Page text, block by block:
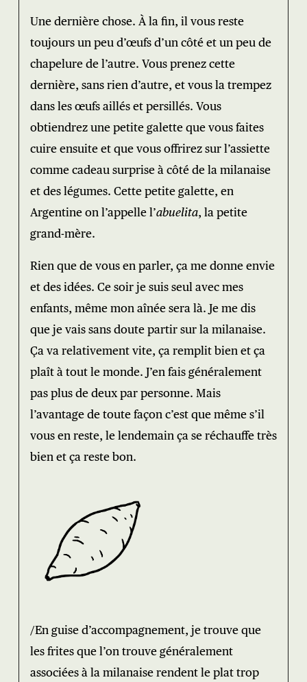
Une dernière chose. À la fin, il vous reste
toujours un peu d’œufs d’un côté et un peu de
chapelure de l’autre. Vous prenez cette
dernière, sans rien d’autre, et vous la trempez
dans les œufs aillés et persillés. Vous
obtiendrez une petite galette que vous faites
cuire ensuite et que vous offrirez sur l’assiette
comme cadeau surprise à côté de la milanaise
et des légumes. Cette petite galette, en
Argentine on l’appelle l’abuelita, la petite
grand-mère.
Rien que de vous en parler, ça me donne envie
et des idées. Ce soir je suis seul avec mes
enfants, même mon aînée sera là. Je me dis
que je vais sans doute partir sur la milanaise.
Ça va relativement vite, ça remplit bien et ça
plaît à tout le monde. J’en fais généralement
pas plus de deux par personne. Mais
l’avantage de toute façon c’est que même s’il
vous en reste, le lendemain ça se réchauffe très
bien et ça reste bon.
/En guise d’accompagnement, je trouve que
les frites que l’on trouve généralement
associées à la milanaise rendent le plat trop